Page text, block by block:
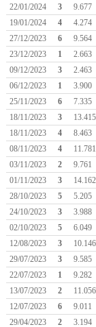
22/01/2024
3 9.677
19/01/2024
4 4.274
27/12/2023
6 9.564
23/12/2023
1 2.663
09/12/2023
3 2.463
06/12/2023
1 3.900
25/11/2023
6 7.335
18/11/2023
3 13.415
18/11/2023
4 8.463
08/11/2023
4 11.781
03/11/2023
2 9.761
01/11/2023
3 14.162
28/10/2023
5 5.205
24/10/2023
3 3.988
02/10/2023
5 6.049
12/08/2023
3 10.146
29/07/2023
3 9.585
22/07/2023
1 9.282
13/07/2023
2 11.056
12/07/2023
6 9.011
29/04/2023
2 3.194